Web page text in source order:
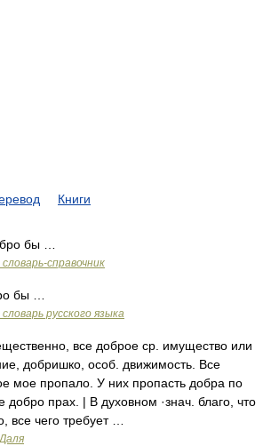
Книги
бы …
справочник
бы …
русского языка
все доброе ср. имущество или
добришко, особ. движимость. Все
мое пропало. У них пропасть добра по
добро прах. | В духовном ·знач. благо, что
все чего требует …